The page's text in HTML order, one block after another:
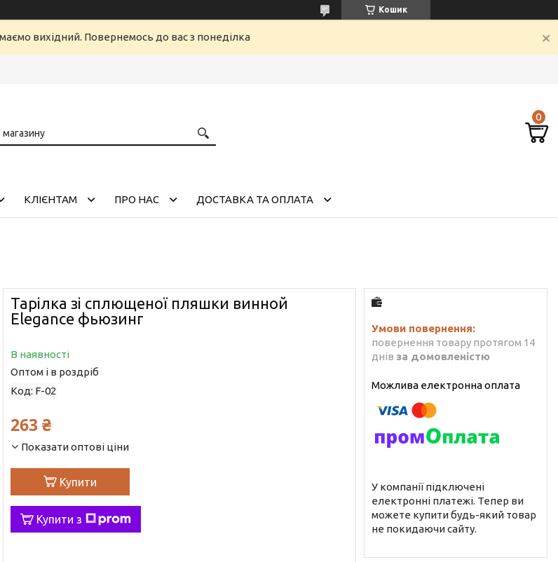
Кошик
вихідний. Повернемось до вас з понеділка
КЛІЄНТАМ ПРО НАС ДОСТАВКА ТА ОПЛАТА
Тарілка зі сплющеної пляшки винной
Elegance фьюзинг
В наявності
Оптом і в роздріб
Код: F-02
263 ₴
Показати оптові ціни
Купити
Купити з
повернення товару протягом 14
днів за домовленістю
У компанії підключені
електронні платежі. Тепер ви
можете купити будь-який товар
не покидаючи сайту.